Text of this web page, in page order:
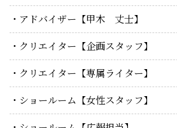
アドバイザー【甲木 丈士】
クリエイター【企画スタッフ】
クリエイター【専属ライター】
ショールーム【女性スタッフ】